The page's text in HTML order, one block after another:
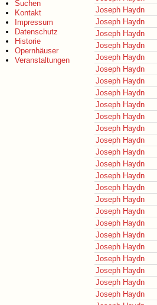
Suchen
Kontakt
Impressum
Datenschutz
Historie
Opernhäuser
Veranstaltungen
Joseph Haydn
Joseph Haydn
Joseph Haydn
Joseph Haydn
Joseph Haydn
Joseph Haydn
Joseph Haydn
Joseph Haydn
Joseph Haydn
Joseph Haydn
Joseph Haydn
Joseph Haydn
Joseph Haydn
Joseph Haydn
Joseph Haydn
Joseph Haydn
Joseph Haydn
Joseph Haydn
Joseph Haydn
Joseph Haydn
Joseph Haydn
Joseph Haydn
Joseph Haydn
Joseph Haydn
Joseph Haydn